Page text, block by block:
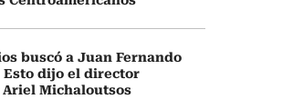
buscó a Juan Fernando
Esto dijo el director
Michaloutsos